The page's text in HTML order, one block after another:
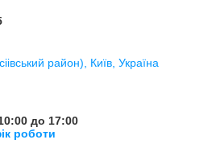
район), Київ, Україна
до 17:00
роботи